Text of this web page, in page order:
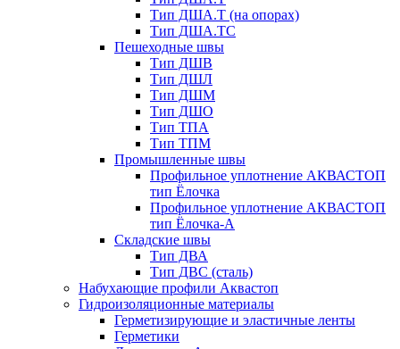
Тип ДША.Т (на опорах)
Тип ДША.ТС
Пешеходные швы
Тип ДШВ
Тип ДШЛ
Тип ДШМ
Тип ДШО
Тип ТПА
Тип ТПМ
Промышленные швы
Профильное уплотнение АКВАСТОП
тип Ёлочка
Профильное уплотнение АКВАСТОП
тип Ёлочка-А
Складские швы
Тип ДВА
Тип ДВС (сталь)
Набухающие профили Аквастоп
Гидроизоляционные материалы
Герметизирующие и эластичные ленты
Герметики